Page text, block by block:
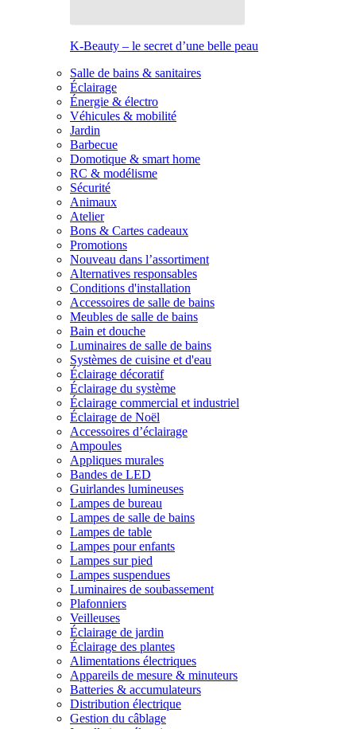
K-Beauty – le secret d’une belle peau
Salle de bains & sanitaires
Éclairage
Énergie & électro
Véhicules & mobilité
Jardin
Barbecue
Domotique & smart home
RC & modélisme
Sécurité
Animaux
Atelier
Bons & Cartes cadeaux
Promotions
Nouveau dans l’assortiment
Alternatives responsables
Conditions d'installation
Accessoires de salle de bains
Meubles de salle de bains
Bain et douche
Luminaires de salle de bains
Systèmes de cuisine et d'eau
Éclairage décoratif
Éclairage du système
Éclairage commercial et industriel
Éclairage de Noël
Accessoires d’éclairage
Ampoules
Appliques murales
Bandes de LED
Guirlandes lumineuses
Lampes de bureau
Lampes de salle de bains
Lampes de table
Lampes pour enfants
Lampes sur pied
Lampes suspendues
Luminaires de soubassement
Plafonniers
Veilleuses
Éclairage de jardin
Éclairage des plantes
Alimentations électriques
Appareils de mesure & minuteurs
Batteries & accumulateurs
Distribution électrique
Gestion du câblage